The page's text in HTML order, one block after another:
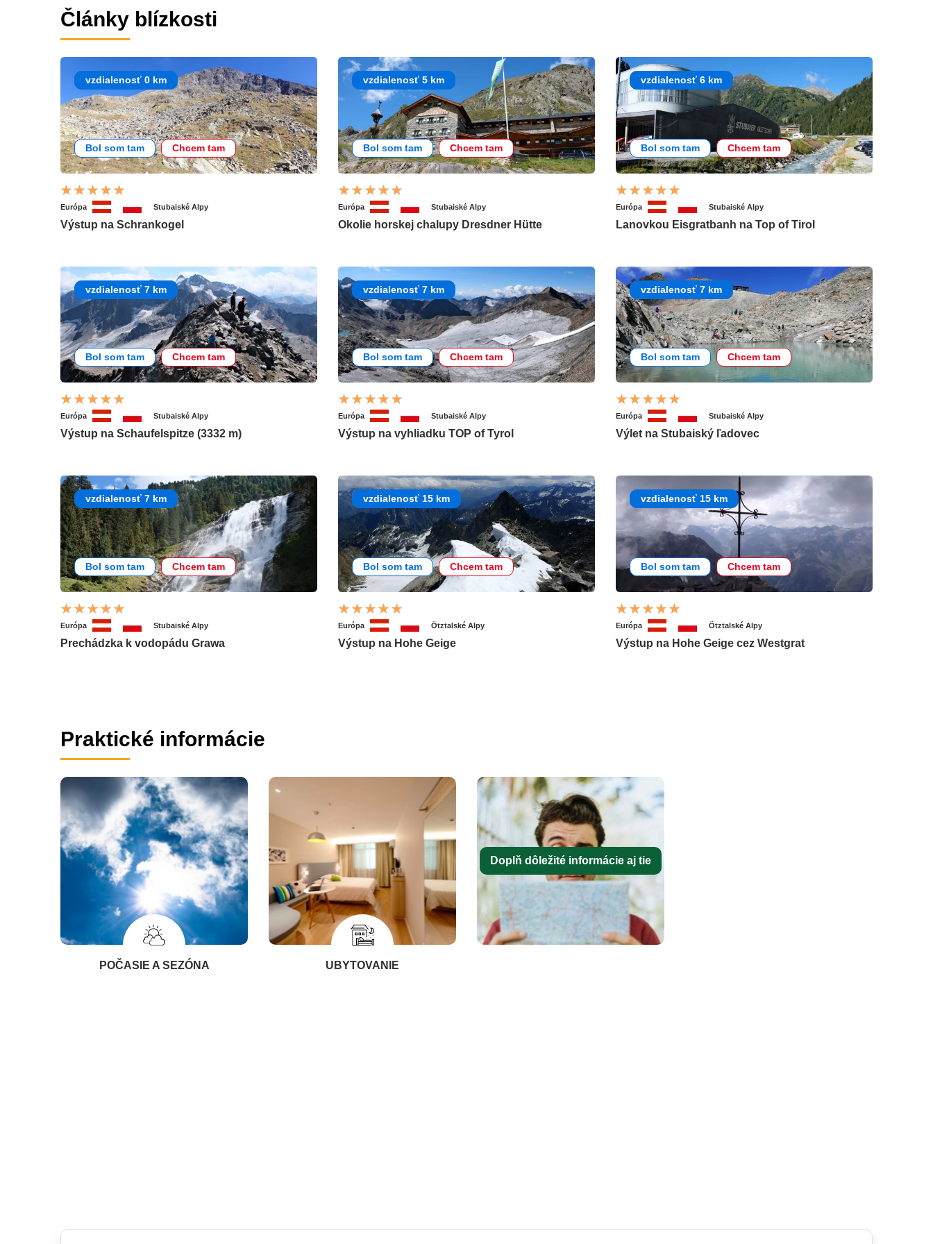
Články blízkosti
vzdialenosť 0 km
Bol som tam Chcem tam
Európa Stubaiské Alpy
Výstup na Schrankogel
vzdialenosť 5 km
Bol som tam Chcem tam
Európa Stubaiské Alpy
Okolie horskej chalupy Dresdner Hütte
vzdialenosť 6 km
Bol som tam Chcem tam
Európa Stubaiské Alpy
Lanovkou Eisgratbanh na Top of Tirol
vzdialenosť 7 km
Bol som tam Chcem tam
Európa Stubaiské Alpy
Výstup na Schaufelspitze (3332 m)
vzdialenosť 7 km
Bol som tam Chcem tam
Európa Stubaiské Alpy
Výstup na vyhliadku TOP of Tyrol
vzdialenosť 7 km
Bol som tam Chcem tam
Európa Stubaiské Alpy
Výlet na Stubaiský ľadovec
vzdialenosť 7 km
Bol som tam Chcem tam
Európa Stubaiské Alpy
Prechádzka k vodopádu Grawa
vzdialenosť 15 km
Bol som tam Chcem tam
Európa Ötztalské Alpy
Výstup na Hohe Geige
vzdialenosť 15 km
Bol som tam Chcem tam
Európa Ötztalské Alpy
Výstup na Hohe Geige cez Westgrat
Praktické informácie
POČASIE A SEZÓNA UBYTOVANIE
Doplň dôležité informácie aj tie